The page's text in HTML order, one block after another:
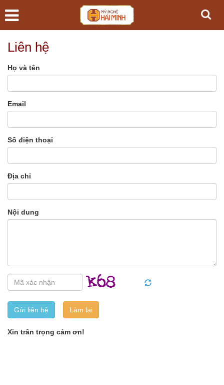
Liên hệ
Họ và tên
Email
Số điện thoại
Địa chỉ
Nội dung
Gửi liên hệ
Xin trân trọng cảm ơn!